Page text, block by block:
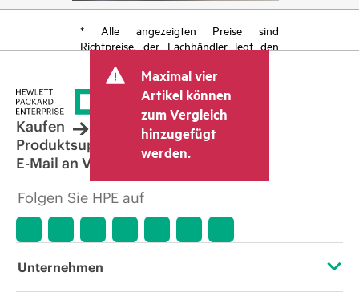
* Alle angezeigten Preise sind
Richtpreise, der Fachhändler legt den
kann weitere Gebühren wie
Mehrwertsteuer und Versandkosten
berücksichtigen. Der vom Fachhändler
festgelegte Transaktionspreis kann von
dem anderer Fachhändler und dem
angezeigten Richtpreis abweichen. Die
Richtpreise können zeitlich begrenzte
Sonderangebote enthalten. HPE behält
sich das Recht vor, jederzeit
Preisanpassungen vorzunehmen, u. a.
Marktbedingungen, der Einstellung von
Produktverfügbarkeit, dem Ende der
Lebensdauer von Werbeaktionen und
Maximal vier
Artikel können
zum Vergleich
hinzugefügt
werden.
Kaufen
Produktsupport
E-Mail an Vertrieb
Folgen Sie HPE auf
Unternehmen